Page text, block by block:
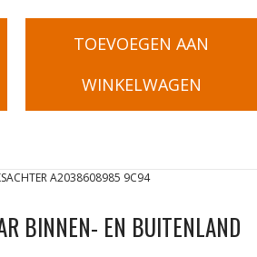
TOEVOEGEN AAN
WINKELWAGEN
A2038608985 9C94
BINNEN- EN BUITENLAND